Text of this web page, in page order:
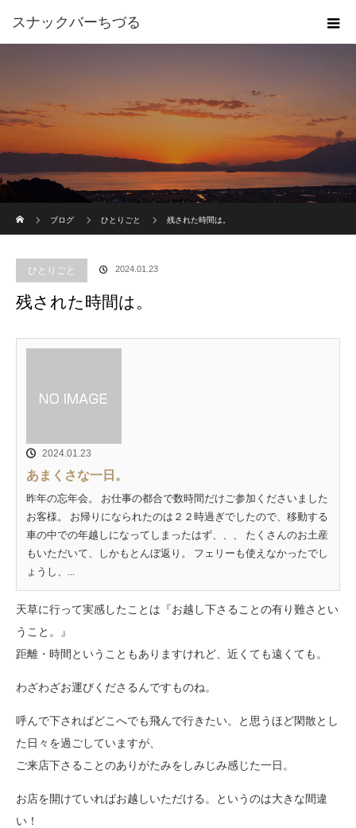
スナックバーちづる
ブログ
ひとりごと 残された時間は。
ひとりごと 2024.01.23
残された時間は。
2024.01.23
あまくさな一日。
昨年の忘年会。 お仕事の都合で数時間だけご参加くださいました
お客様。 お帰りになられたのは２２時過ぎでしたので、移動する
車の中での年越しになってしまったはず、、、 たくさんのお土産
もいただいて、しかもとんぼ返り。 フェリーも使えなかったでし
ょうし、...
天草に行って実感したことは『お越し下さることの有り難さとい
うこと。』
距離・時間ということもありますけれど、近くても遠くても。
わざわざお運びくださるんですものね。
呼んで下さればどこへでも飛んで行きたい。と思うほど閑散とし
た日々を過ごしていますが、
ご来店下さることのありがたみをしみじみ感じた一日。
お店を開けていればお越しいただける。というのは大きな間違
い！